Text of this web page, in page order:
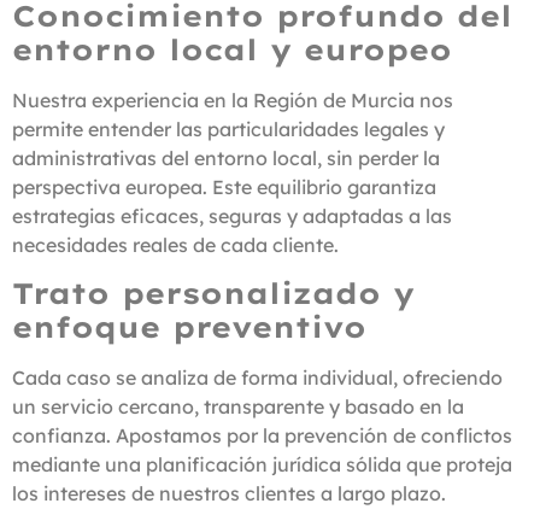
Conocimiento profundo del
entorno local y europeo
Nuestra experiencia en la Región de Murcia nos
permite entender las particularidades legales y
administrativas del entorno local, sin perder la
perspectiva europea. Este equilibrio garantiza
estrategias eficaces, seguras y adaptadas a las
necesidades reales de cada cliente.
Trato personalizado y
enfoque preventivo
Cada caso se analiza de forma individual, ofreciendo
un servicio cercano, transparente y basado en la
confianza. Apostamos por la prevención de conflictos
mediante una planificación jurídica sólida que proteja
los intereses de nuestros clientes a largo plazo.